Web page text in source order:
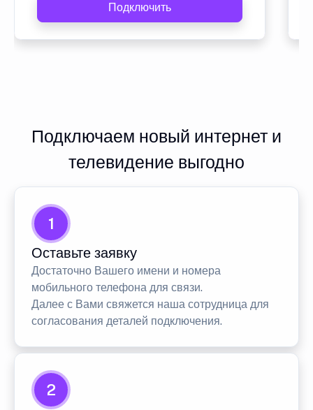
Подключить
Подключаем новый интернет и
телевидение выгодно
1
Оставьте заявку
Достаточно Вашего имени и номера
мобильного телефона для связи.
Далее с Вами свяжется наша сотрудница для
согласования деталей подключения.
2